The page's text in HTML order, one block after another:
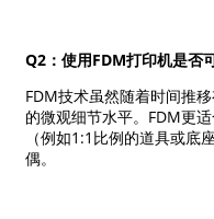
Q2：使用FDM打印机是否
FDM技术虽然随着时间推
的微观细节水平。FDM更
（例如1:1比例的道具或底
偶。